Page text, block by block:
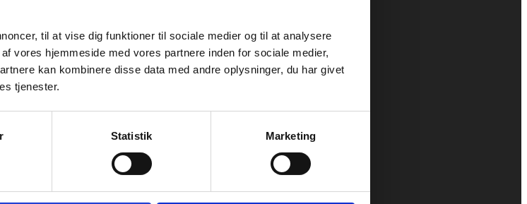
til at vise dig funktioner til sociale medier og til at analysere
vores hjemmeside med vores partnere inden for sociale medier,
kan kombinere disse data med andre oplysninger, du har givet
tjenester.
Statistik Marketing